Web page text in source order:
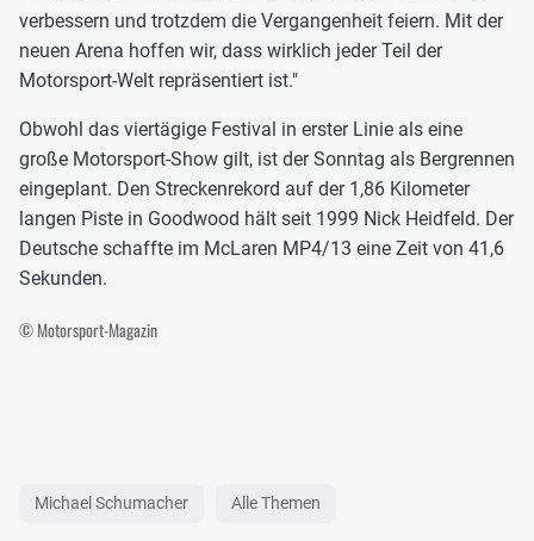
verbessern und trotzdem die Vergangenheit feiern. Mit der
neuen Arena hoffen wir, dass wirklich jeder Teil der
Motorsport-Welt repräsentiert ist."
Obwohl das viertägige Festival in erster Linie als eine
große Motorsport-Show gilt, ist der Sonntag als Bergrennen
eingeplant. Den Streckenrekord auf der 1,86 Kilometer
langen Piste in Goodwood hält seit 1999 Nick Heidfeld. Der
Deutsche schaffte im McLaren MP4/13 eine Zeit von 41,6
Sekunden.
© Motorsport-Magazin
Michael Schumacher Alle Themen